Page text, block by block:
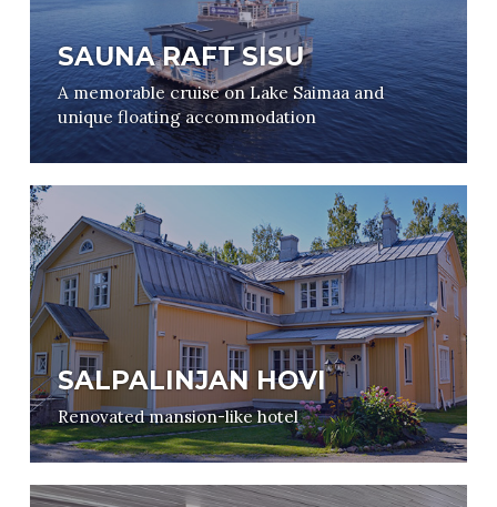
SAUNA RAFT SISU
A memorable cruise on Lake Saimaa and
unique floating accommodation
SALPALINJAN HOVI
Renovated mansion-like hotel